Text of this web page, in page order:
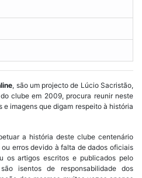
, são um projecto de Lúcio Sacristão,
clube em 2009, procura reunir neste
imagens que digam respeito à história
a história deste clube centenário
erros devido à falta de dados oficiais
os artigos escritos e publicados pelo
isentos de responsabilidade dos